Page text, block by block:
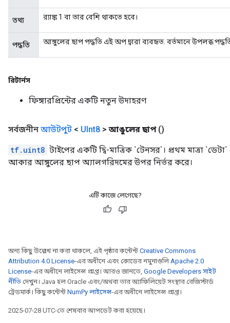
তথ্য র‍্যাঙ্ক 1 বা তার বেশি থাকতে হবে।
পদ্ধতি আঙ্গুলের ছাপ পদ্ধতি এই অপ দ্বারা ব্যবহৃত. বর্তমানে উপলব্ধ
রিটার্নস
ফিঙ্গারপ্রিন্টের একটি নতুন উদাহরণ
সর্বজনীন আউটপুট < UInt8 > আঙুলের ছাপ ()
tf.uint8 টাইপের একটি দ্বি-মাত্রিক `টেনসর`। প্রথম মাত্রা
আকার আঙ্গুলের ছাপ অ্যালগরিদমের উপর নির্ভর করে।
এটি কাজে লেগেছে?
অন্য কিছু উল্লেখ না করা থাকলে, এই পৃষ্ঠার কন্টেন্ট Creative Commons
Attribution 4.0 License-এর অধীনে এবং কোডের নমুনাগুলিApache 2.0
License-এর অধীনে লাইসেন্স প্রাপ্ত। আরও জানতে, Google Developers সাইট
নীতি দেখুন। Java হল Oracle এবং/অথবা তার অ্যাফিলিয়েট সংস্থার রেজিস্টার্ড
ট্রেডমার্ক। কিছু কন্টেন্ট NumPy লাইসেন্স-এর অধীনে লাইসেন্স প্রাপ্ত।
2025-07-28 UTC-তে শেষবার আপডেট করা হয়েছে।